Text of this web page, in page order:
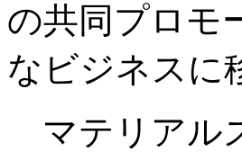
の共同プロモ
なビジネスに
マテリアル